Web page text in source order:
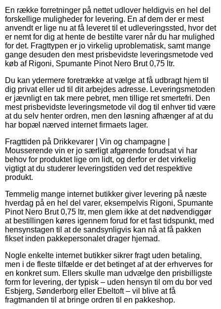
En række forretninger på nettet udlover heldigvis en hel del
forskellige muligheder for levering. En af dem der er mest
anvendt er lige nu at få leveret til et udleveringssted, hvor det
er nemt for dig at hente de bestilte varer når du har mulighed
for det. Fragttypen er jo virkelig uproblematisk, samt mange
gange desuden den mest prisbevidste leveringsmetode ved
køb af Rigoni, Spumante Pinot Nero Brut 0,75 ltr.
Du kan ydermere foretrække at vælge at få udbragt hjem til
dig privat eller ud til dit arbejdes adresse. Leveringsmetoden
er jævnligt en tak mere pebret, men tillige ret smertefri. Den
mest prisbevidste leveringsmetode vil dog til enhver tid være
at du selv henter ordren, men den løsning afhænger af at du
har bopæl nærved internet firmaets lager.
Fragttiden på Drikkevarer | Vin og champagne |
Mousserende vin er jo særligt afgørende forudsat vi har
behov for produktet lige om lidt, og derfor er det virkelig
vigtigt at du studerer leveringstiden ved det respektive
produkt.
Temmelig mange internet butikker giver levering på næste
hverdag på en hel del varer, eksempelvis Rigoni, Spumante
Pinot Nero Brut 0,75 ltr, men glem ikke at det nødvendiggør
at bestillingen køres igennem forud for et fast tidspunkt, med
hensynstagen til at de sandsynligvis kan nå at få pakken
fikset inden pakkepersonalet drager hjemad.
Nogle enkelte internet butikker sikrer fragt uden betaling,
men i de fleste tilfælde er det betinget af at der erhverves for
en konkret sum. Ellers skulle man udvælge den prisbilligste
form for levering, der typisk – uden hensyn til om du bor ved
Esbjerg, Sønderborg eller Ebeltoft – vil blive at få
fragtmanden til at bringe ordren til en pakkeshop.